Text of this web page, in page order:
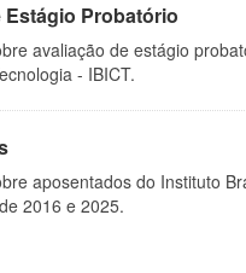
Estágio Probatório
avaliação de estágio
- IBICT.
aposentados do Instituto
2016 e 2025.